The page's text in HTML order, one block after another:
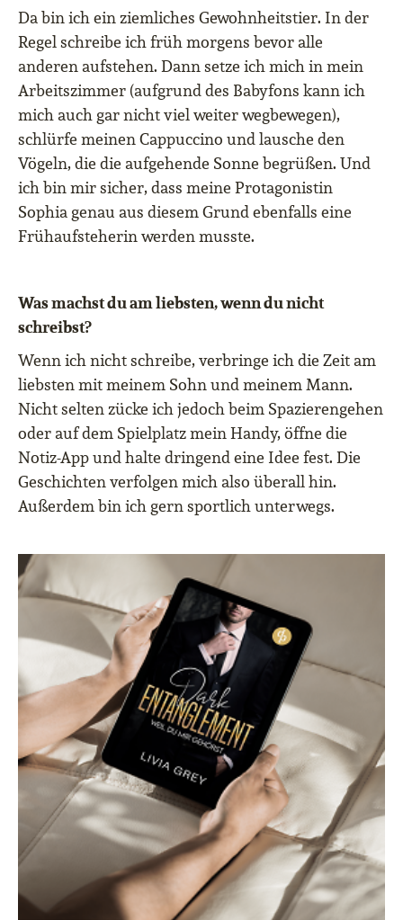
Da bin ich ein ziemliches Gewohnheitstier. In der
Regel schreibe ich früh morgens bevor alle
anderen aufstehen. Dann setze ich mich in mein
Arbeitszimmer (aufgrund des Babyfons kann ich
mich auch gar nicht viel weiter wegbewegen),
schlürfe meinen Cappuccino und lausche den
Vögeln, die die aufgehende Sonne begrüßen. Und
ich bin mir sicher, dass meine Protagonistin
Sophia genau aus diesem Grund ebenfalls eine
Frühaufsteherin werden musste.
Was machst du am liebsten, wenn du nicht
schreibst?
Wenn ich nicht schreibe, verbringe ich die Zeit am
liebsten mit meinem Sohn und meinem Mann.
Nicht selten zücke ich jedoch beim Spazierengehen
oder auf dem Spielplatz mein Handy, öffne die
Notiz-App und halte dringend eine Idee fest. Die
Geschichten verfolgen mich also überall hin.
Außerdem bin ich gern sportlich unterwegs.